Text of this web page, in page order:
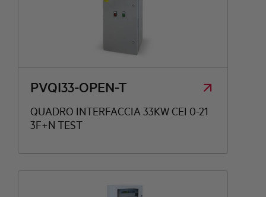
PVQI33-OPEN-T
QUADRO INTERFACCIA 33KW CEI 0-21
3F+N TEST